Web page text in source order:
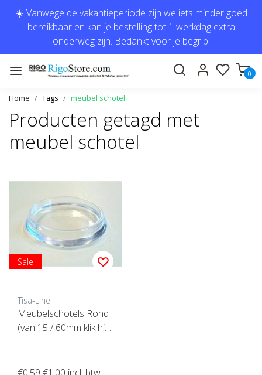
☀️ Vanwege de vakantieperiode zijn we iets minder goed
bereikbaar en kan je bestelling tot 1 werkdag extra
onderweg zijn. Bedankt voor je begrip!
0
Home Tags meubel schotel
Producten getagd met
meubel schotel
Sale
Tisa-Line
Meubelschotels Rond
(van 15 / 60mm klik hier